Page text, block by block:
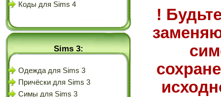
Коды для Sims 4
Sims 3:
Одежда для Sims 3
Причёски для Sims 3
Симы для Sims 3
!